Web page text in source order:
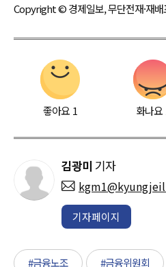
Copyright © 경제일보, 무단전재·재배
좋아요 1 화나요
김광미 기자
기자페이지
#금융노조 #금융위원회